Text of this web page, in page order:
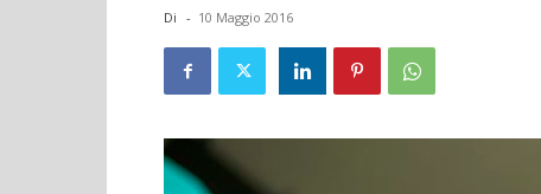
Di - 10 Maggio 2016